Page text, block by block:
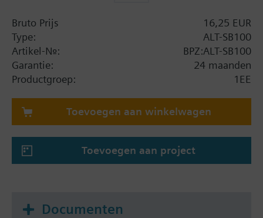
Bruto Prijs
16,25 EUR
Type:
ALT-SB100
Artikel-Nr.:
BPZ:ALT-SB100
Garantie:
24 maanden
Productgroep:
1EE
Toevoegen aan winkelwagen
Toevoegen aan project
Documenten